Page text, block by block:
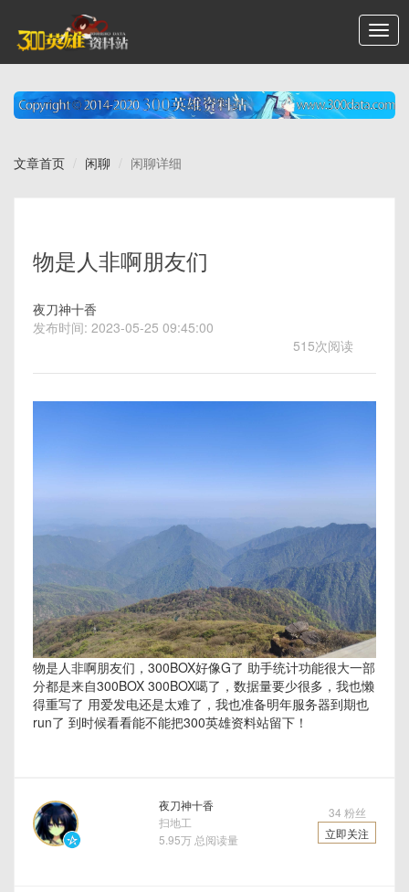
文章首页 闲聊 闲聊详细
物是人非啊朋友们
夜刀神十香
发布时间: 2023-05-25 09:45:00
515次阅读
物是人非啊朋友们，300BOX好像G了 助手统计功能很大一部
分都是来自300BOX 300BOX噶了，数据量要少很多，我也懒
得重写了 用爱发电还是太难了，我也准备明年服务器到期也
run了 到时候看看能不能把300英雄资料站留下！
夜刀神十香
扫地工
5.95万 总阅读量
34 粉丝
立即关注